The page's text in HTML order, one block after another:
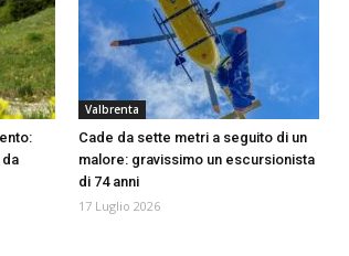
Valbrenta
Cade da sette metri a seguito di un
malore: gravissimo un escursionista
di 74 anni
17 Luglio 2026